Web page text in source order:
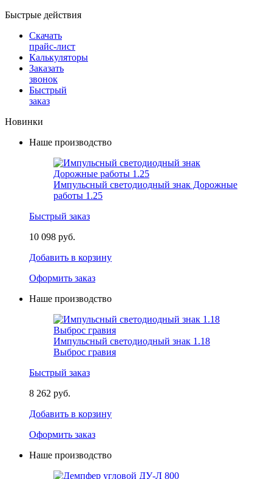
Быстрые действия
Скачать
прайс-лист
Калькуляторы
Заказать
звонок
Быстрый
заказ
Новинки
Наше производство
Импульсный светодиодный знак Дорожные
работы 1.25
Быстрый заказ
10 098 руб.
Добавить в корзину
Оформить заказ
Наше производство
Импульсный светодиодный знак 1.18
Выброс гравия
Быстрый заказ
8 262 руб.
Добавить в корзину
Оформить заказ
Наше производство